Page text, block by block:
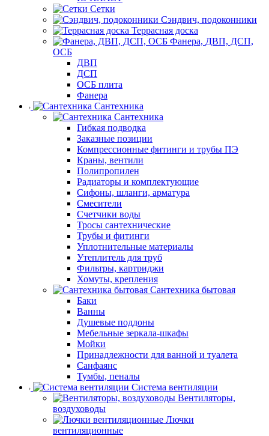
Сетки
Сэндвич, подоконники
Террасная доска
Фанера, ДВП, ДСП,
ОСБ
ДВП
ДСП
ОСБ плита
Фанера
Сантехника
Сантехника
Гибкая подводка
Заказные позиции
Компрессионные фитинги и трубы ПЭ
Краны, вентили
Полипропилен
Радиаторы и комплектующие
Сифоны, шланги, арматура
Смесители
Счетчики воды
Тросы сантехнические
Трубы и фитинги
Уплотнительные материалы
Утеплитель для труб
Фильтры, картриджи
Хомуты, крепления
Сантехника бытовая
Баки
Ванны
Душевые поддоны
Мебельные зеркала-шкафы
Мойки
Принадлежности для ванной и туалета
Санфаянс
Тумбы, пеналы
Система вентиляции
Вентиляторы,
воздуховоды
Лючки
вентиляционные